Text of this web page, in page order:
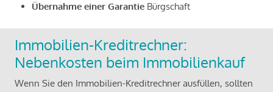
Übernahme einer Garantie Bürgschaft
Immobilien-Kreditrechner:
Nebenkosten beim Immobilienkauf
Wenn Sie den Immobilien-Kreditrechner ausfüllen, sollten